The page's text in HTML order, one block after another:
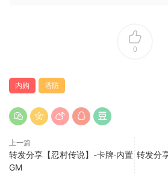
0
内购 塔防
上一篇
转发分享【忍村传说】-卡牌·内置
GM
转发分